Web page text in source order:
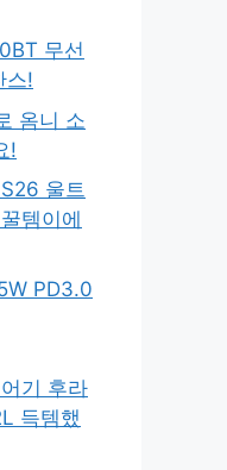
무선
스!
옴니 소
!
울트
템이에
PD3.0
기 후라
득템했